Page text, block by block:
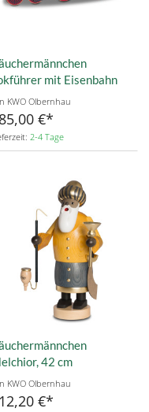
mit Eisenbahn
KWO Olbernhau
€
2-4 Tage
42 cm
KWO Olbernhau
€